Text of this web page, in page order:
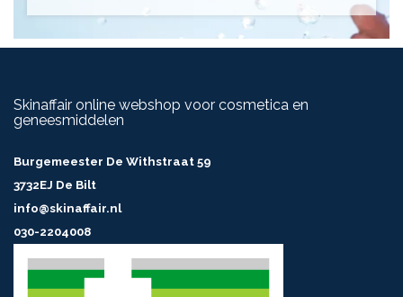
Skinaffair online webshop voor cosmetica en
geneesmiddelen
Burgemeester De Withstraat 59
3732EJ De Bilt
info@skinaffair.nl
030-2204008